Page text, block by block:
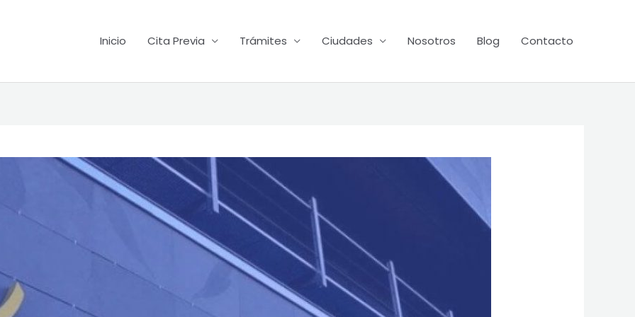
Inicio Cita Previa Trámites Ciudades Nosotros Blog Contacto